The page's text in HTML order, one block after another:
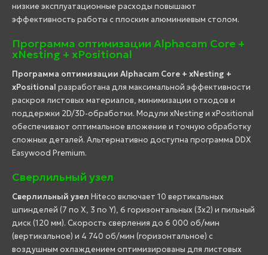
низкие эксплуатационные расходы повышают
эффективность работы с плоским алюминиевым столом.
Программа оптимизации Alphacam Core +
xNesting + xPositional
Программа оптимизации Alphacam Core + xNesting +
xPositional разработана для максимальной эффективности
раскроя листовых материалов, минимизации отходов и
поддержки 2D/3D-обработки. Модули xNesting и xPositional
обеспечивают оптимальное вложение и точную обработку
сложных деталей. Альтернативно доступна программа DDX
Easywood Premium.
Сверлильный узел
Сверлильный узел Hiteco включает 10 вертикальных
шпинделей (7 по X, 3 по Y), 6 горизонтальных (3x2) и пильный
диск (120 мм). Скорость сверления до 6 000 об/мин
(вертикальное) и 4 740 об/мин (горизонтальное) с
воздушным охлаждением оптимизированы для листовых